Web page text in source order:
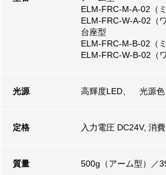
ELM-FRC-M-A-02（
ELM-FRC-W-A-02（
台座型
ELM-FRC-M-B-02（
ELM-FRC-W-B-02（
光源 高輝度LED、 光源色
定格 入力電圧 DC24V, 消
質量 500g（アーム型）／